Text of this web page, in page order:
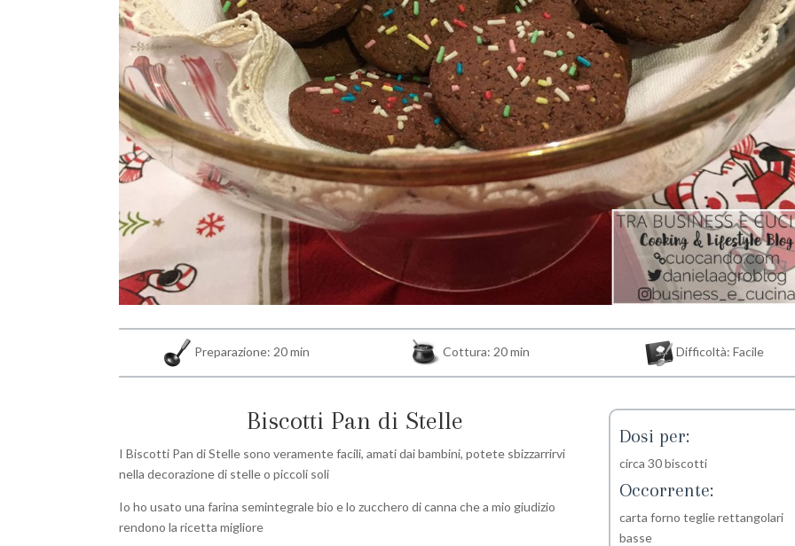
Preparazione: 20 min Cottura: 20 min Difficoltà: Facile
Dosi per:
circa 30 biscotti
Occorrente:
carta forno teglie rettangolari
basse
Biscotti Pan di Stelle
I Biscotti Pan di Stelle sono veramente facili, amati dai bambini, potete sbizzarrirvi
nella decorazione di stelle o piccoli soli
Io ho usato una farina semintegrale bio e lo zucchero di canna che a mio giudizio
rendono la ricetta migliore